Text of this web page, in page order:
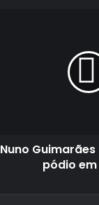
Nuno
pódio em